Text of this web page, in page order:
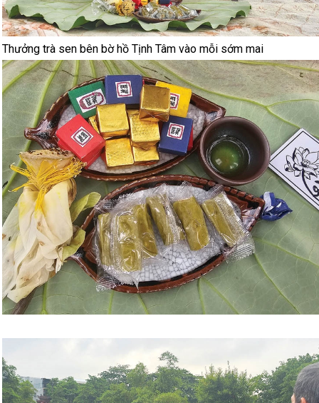
Thưởng trà sen bên bờ hồ Tịnh Tâm vào mỗi sớm mai